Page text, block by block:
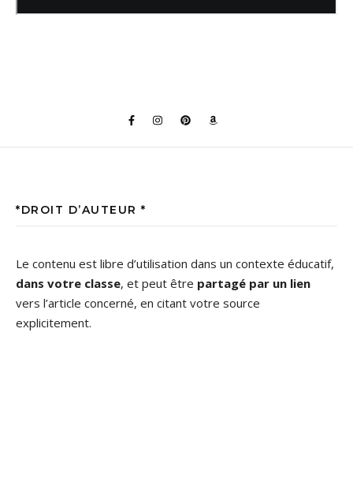
*DROIT D’AUTEUR *
Le contenu est libre d’utilisation dans un contexte éducatif,
dans votre classe, et peut être partagé par un lien
vers l’article concerné, en citant votre source
explicitement.